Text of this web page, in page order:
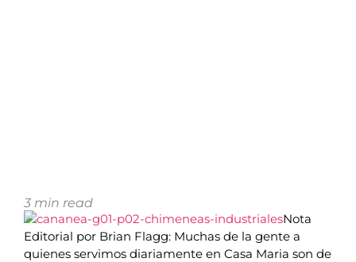
3 min read
Nota
Editorial por Brian Flagg: Muchas de la gente a
quienes servimos diariamente en Casa Maria son de